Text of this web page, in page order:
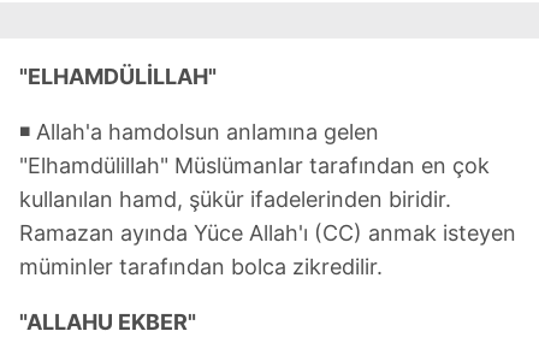
"ELHAMDÜLİLLAH"
◾ Allah'a hamdolsun anlamına gelen
"Elhamdülillah" Müslümanlar tarafından en çok
kullanılan hamd, şükür ifadelerinden biridir.
Ramazan ayında Yüce Allah'ı (CC) anmak isteyen
müminler tarafından bolca zikredilir.
"ALLAHU EKBER"